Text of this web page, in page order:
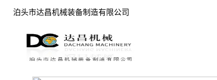
泊头市达昌机械装备制造有限公司